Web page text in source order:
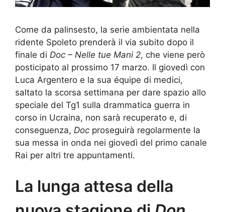
Come da palinsesto, la serie ambientata nella
ridente Spoleto prenderà il via subito dopo il
finale di Doc – Nelle tue Mani 2, che viene però
posticipato al prossimo 17 marzo. Il giovedì con
Luca Argentero e la sua équipe di medici,
saltato la scorsa settimana per dare spazio allo
speciale del Tg1 sulla drammatica guerra in
corso in Ucraina, non sarà recuperato e, di
conseguenza, Doc proseguirà regolarmente la
sua messa in onda nei giovedì del primo canale
Rai per altri tre appuntamenti.
La lunga attesa della